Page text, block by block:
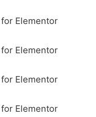
Elementor
Elementor
Elementor
Elementor